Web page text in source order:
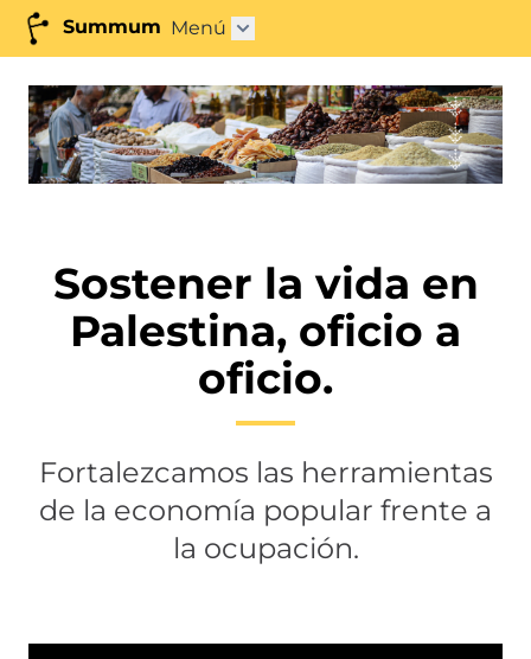
Summum Menú Abrir submenú"
Sostener la vida en
Palestina, oficio a
oficio.
Fortalezcamos las herramientas
de la economía popular frente a
la ocupación.